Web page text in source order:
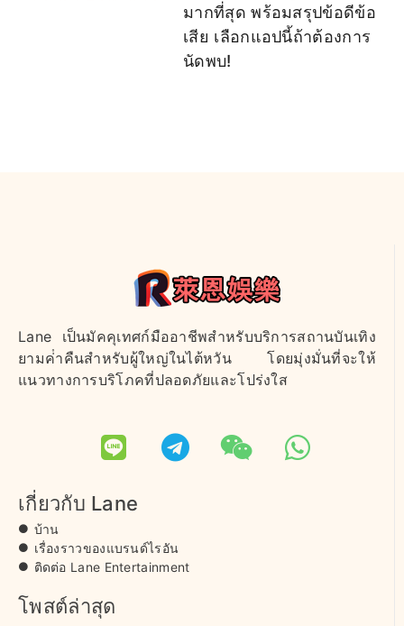
มากที่สุด พร้อมสรุปข้อดีข้อ
เสีย เลือกแอปนี้ถ้าต้องการ
นัดพบ!
Lane เป็นมัคคุเทศก์มืออาชีพสําหรับบริการสถานบันเทิง
ยามค่ําคืนสําหรับผู้ใหญ่ในไต้หวัน โดยมุ่งมั่นที่จะให้
แนวทางการบริโภคที่ปลอดภัยและโปร่งใส
เกี่ยวกับ Lane
บ้าน
เรื่องราวของแบรนด์ไรอัน
ติดต่อ Lane Entertainment
โพสต์ล่าสุด